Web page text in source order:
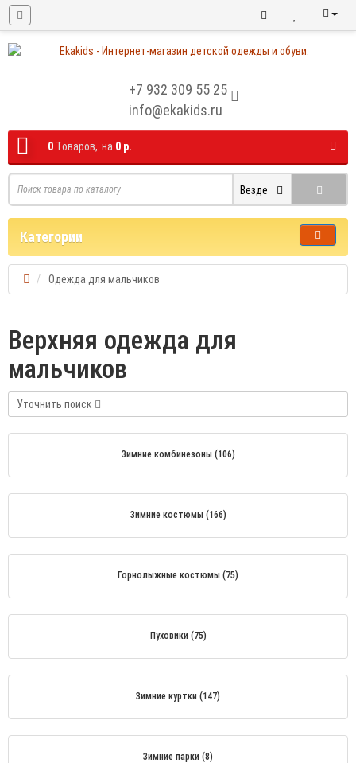
+7 932 309 55 25
info@ekakids.ru
0 Tоваров, на 0 р.
Везде
Категории
Одежда для мальчиков
Верхняя одежда для
мальчиков
Уточнить поиск
Зимние комбинезоны (106)
Зимние костюмы (166)
Горнолыжные костюмы (75)
Пуховики (75)
Зимние куртки (147)
Зимние парки (8)